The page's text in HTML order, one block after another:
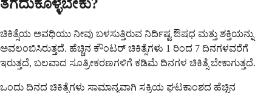
ತೆಗೆದುಕೊಳ್ಳಬೇಕು?
ಚಿಕಿತ್ಸೆಯ ಅವಧಿಯು ನೀವು ಬಳಸುತ್ತಿರುವ ನಿರ್ದಿಷ್ಟ ಔಷಧ ಮತ್ತು ಶಕ್ತಿಯನ್ನು
ಅವಲಂಬಿಸಿರುತ್ತದೆ. ಹೆಚ್ಚಿನ ಕೌಂಟರ್ ಚಿಕಿತ್ಸೆಗಳು 1 ರಿಂದ 7 ದಿನಗಳವರೆಗೆ
ಇರುತ್ತದೆ, ಬಲವಾದ ಸೂತ್ರೀಕರಣಗಳಿಗೆ ಕಡಿಮೆ ದಿನಗಳ ಚಿಕಿತ್ಸೆ ಬೇಕಾಗುತ್ತದೆ.
ಒಂದು ದಿನದ ಚಿಕಿತ್ಸೆಗಳು ಸಾಮಾನ್ಯವಾಗಿ ಸಕ್ರಿಯ ಘಟಕಾಂಶದ ಹೆಚ್ಚಿನ